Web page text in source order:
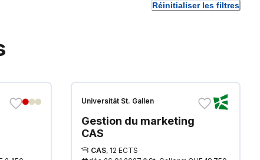
Réinitialiser les filtres
Universität St. Gallen
Gestion du marketing
CAS
CAS, 12 ECTS